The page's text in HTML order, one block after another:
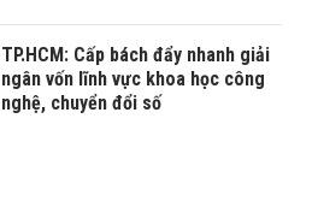
TP.HCM: Cấp bách đẩy nhanh giải
ngân vốn lĩnh vực khoa học công
nghệ, chuyển đổi số